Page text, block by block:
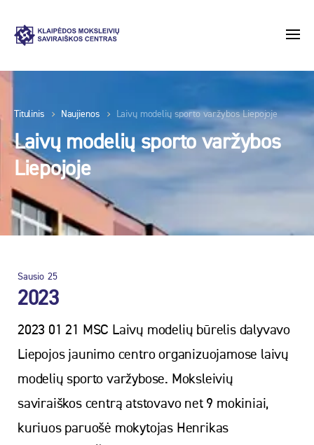
Titulinis Naujienos Laivų modelių sporto varžybos Liepojoje
Laivų modelių sporto varžybos
Liepojoje
Sausio 25
2023
2023 01 21 MSC Laivų modelių būrelis dalyvavo
Liepojos jaunimo centro organizuojamose laivų
modelių sporto varžybose. Moksleivių
saviraiškos centrą atstovavo net 9 mokiniai,
kuriuos paruošė mokytojas Henrikas